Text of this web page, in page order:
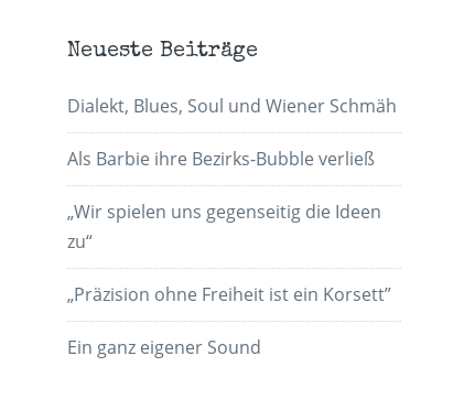
Neueste Beiträge
Dialekt, Blues, Soul und Wiener Schmäh
Als Barbie ihre Bezirks-Bubble verließ
„Wir spielen uns gegenseitig die Ideen
zu“
„Präzision ohne Freiheit ist ein Korsett”
Ein ganz eigener Sound